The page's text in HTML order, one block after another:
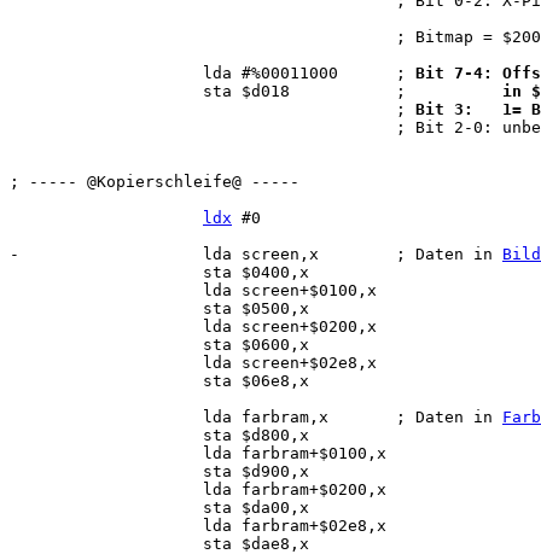
; Bitmap =
                    lda #%00011000      ;
Bit 7-4:
                    sta $d018           ;
in
                                        ;
Bit 3:   1=
; Bit 2-0:
; ----- @Kopierschleife@ -----
ldx #0
-                   lda screen,x        ; Daten in
                    sta $0400,x
                    lda screen+$0100,x
                    sta $0500,x
                    lda screen+$0200,x
                    sta $0600,x
                    lda screen+$02e8,x
                    sta $06e8,x
                    lda farbram,x       ; Daten in
                    sta $d800,x
                    lda farbram+$0100,x
                    sta $d900,x
                    lda farbram+$0200,x
                    sta $da00,x
                    lda farbram+$02e8,x
                    sta $dae8,x